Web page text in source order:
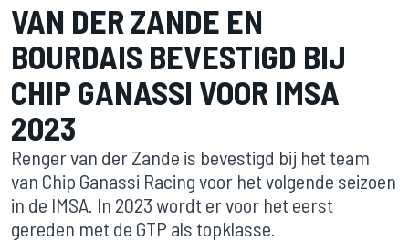
VAN DER ZANDE EN
BOURDAIS BEVESTIGD BIJ
CHIP GANASSI VOOR IMSA
2023
Renger van der Zande is bevestigd bij het team
van Chip Ganassi Racing voor het volgende seizoen
in de IMSA. In 2023 wordt er voor het eerst
gereden met de GTP als topklasse.